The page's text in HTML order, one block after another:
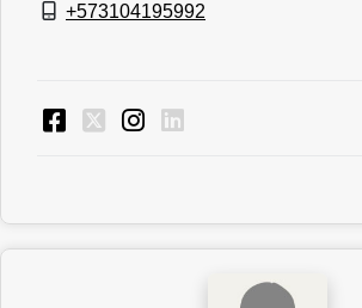
+573104195992